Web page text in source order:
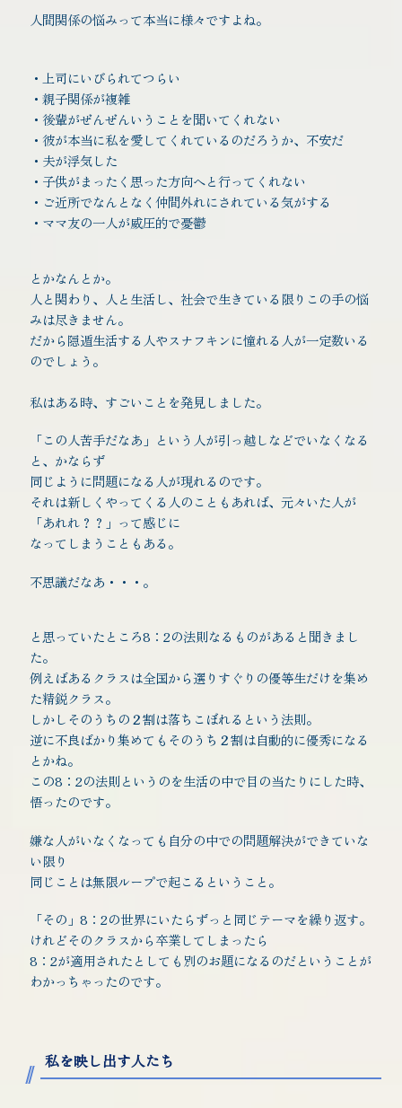
人間関係の悩みって本当に様々ですよね。
・上司にいびられてつらい
・親子関係が複雑
・後輩がぜんぜんいうことを聞いてくれない
・彼が本当に私を愛してくれているのだろうか、不安だ
・夫が浮気した
・子供がまったく思った方向へと行ってくれない
・ご近所でなんとなく仲間外れにされている気がする
・ママ友の一人が威圧的で憂鬱
とかなんとか。
人と関わり、人と生活し、社会で生きている限りこの手の悩
みは尽きません。
だから隠遁生活する人やスナフキンに憧れる人が一定数いる
のでしょう。
私はある時、すごいことを発見しました。
「この人苦手だなあ」という人が引っ越しなどでいなくなる
と、かならず
同じように問題になる人が現れるのです。
それは新しくやってくる人のこともあれば、元々いた人が
「あれれ？？」って感じに
なってしまうこともある。
不思議だなあ・・・。
と思っていたところ8：2の法則なるものがあると聞きまし
た。
例えばあるクラスは全国から選りすぐりの優等生だけを集め
た精鋭クラス。
しかしそのうちの２割は落ちこぼれるという法則。
逆に不良ばかり集めてもそのうち２割は自動的に優秀になる
とかね。
この8：2の法則というのを生活の中で目の当たりにした時、
悟ったのです。
嫌な人がいなくなっても自分の中での問題解決ができていな
い限り
同じことは無限ループで起こるということ。
「その」8：2の世界にいたらずっと同じテーマを繰り返す。
けれどそのクラスから卒業してしまったら
8：2が適用されたとしても別のお題になるのだということが
わかっちゃったのです。
私を映し出す人たち